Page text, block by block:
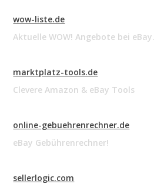
wow-liste.de
Aktuelle WOW! Angebote bei eBay.
marktplatz-tools.de
Clevere Amazon & eBay Tools
online-gebuehrenrechner.de
eBay Gebührenrechner!
sellerlogic.com